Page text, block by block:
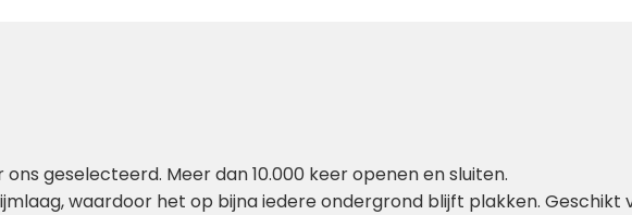
geselecteerd. Meer dan 10.000 keer openen en sluiten.
waardoor het op bijna iedere ondergrond blijft plakken. Geschikt